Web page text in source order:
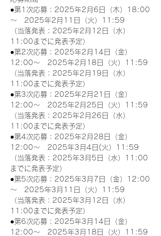
●第1次応募：2025年2月6日（木）18:00
～　2025年2月11日（火）11:59
（当落発表：2025年2月12日（水）
11:00までに発表予定）
●第2次応募：2025年2月14日（金）
12:00～　2025年2月18日（火）11:59
（当落発表：2025年2月19日（水）
11:00までに発表予定）
●第3次応募：2025年2月21日（金）
12:00～　2025年2月25日（火）11:59
（当落発表：2025年2月26日（水）
11:00までに発表予定）
●第4次応募：2025年2月28日（金）
12:00～　2025年3月4日(火）11:59
（当落発表：2025年3月5日（水）11:00
までに発表予定）
●第5次応募：2025年3月7日（金）12:00
～　2025年3月11日（火）11:59
（当落発表：2025年3月12日（水）
11:00までに発表予定）
●第6次応募：2025年3月14日（金）
12:00～　2025年3月18日（火）11:59